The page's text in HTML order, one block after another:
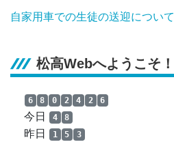
自家用車での生徒の送迎について
松高Webへようこそ！
6 8 0 2 4 2 6
今日 4 8
昨日 1 5 3